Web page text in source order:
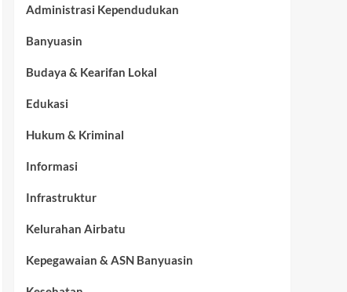
Administrasi Kependudukan
Banyuasin
Budaya & Kearifan Lokal
Edukasi
Hukum & Kriminal
Informasi
Infrastruktur
Kelurahan Airbatu
Kepegawaian & ASN Banyuasin